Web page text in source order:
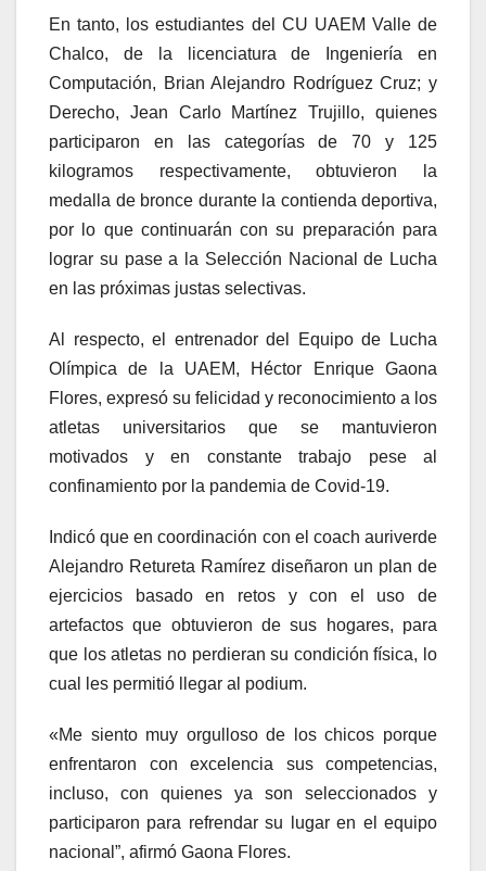
En tanto, los estudiantes del CU UAEM Valle de
Chalco, de la licenciatura de Ingeniería en
Computación, Brian Alejandro Rodríguez Cruz; y
Derecho, Jean Carlo Martínez Trujillo, quienes
participaron en las categorías de 70 y 125
kilogramos respectivamente, obtuvieron la
medalla de bronce durante la contienda deportiva,
por lo que continuarán con su preparación para
lograr su pase a la Selección Nacional de Lucha
en las próximas justas selectivas.
Al respecto, el entrenador del Equipo de Lucha
Olímpica de la UAEM, Héctor Enrique Gaona
Flores, expresó su felicidad y reconocimiento a los
atletas universitarios que se mantuvieron
motivados y en constante trabajo pese al
confinamiento por la pandemia de Covid-19.
Indicó que en coordinación con el coach auriverde
Alejandro Retureta Ramírez diseñaron un plan de
ejercicios basado en retos y con el uso de
artefactos que obtuvieron de sus hogares, para
que los atletas no perdieran su condición física, lo
cual les permitió llegar al podium.
«Me siento muy orgulloso de los chicos porque
enfrentaron con excelencia sus competencias,
incluso, con quienes ya son seleccionados y
participaron para refrendar su lugar en el equipo
nacional”, afirmó Gaona Flores.